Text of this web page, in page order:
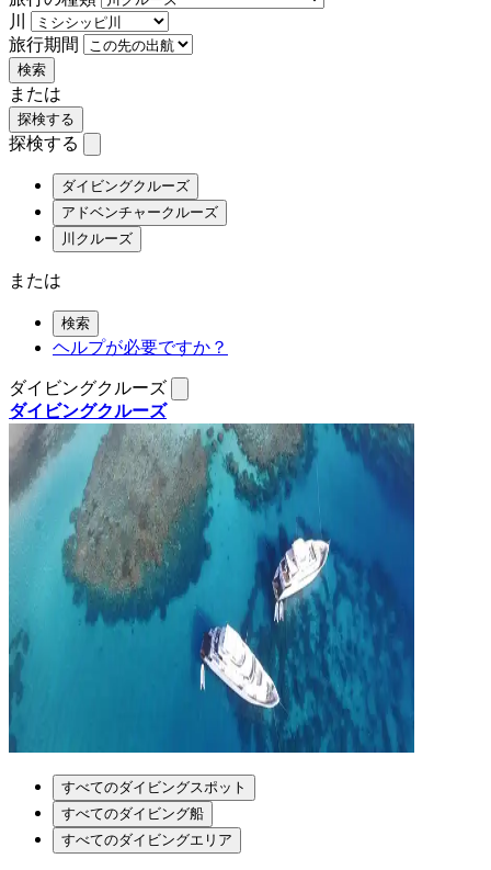
川
旅行期間
検索
または
探検する
探検する
ダイビングクルーズ
アドベンチャークルーズ
川クルーズ
または
検索
ヘルプが必要ですか？
ダイビングクルーズ
ダイビングクルーズ
すべてのダイビングスポット
すべてのダイビング船
すべてのダイビングエリア